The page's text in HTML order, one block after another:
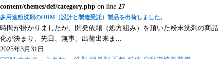
content/themes/def/category.php on line 27
多用途粉洗剤のODM（設計と製造受託）製品を出荷しました。
時間が掛かりましたが、開発依頼（処方組み）を頂いた粉末洗剤の商品
化が決まり、先日、無事、出荷出来ま...
2025年3月31日